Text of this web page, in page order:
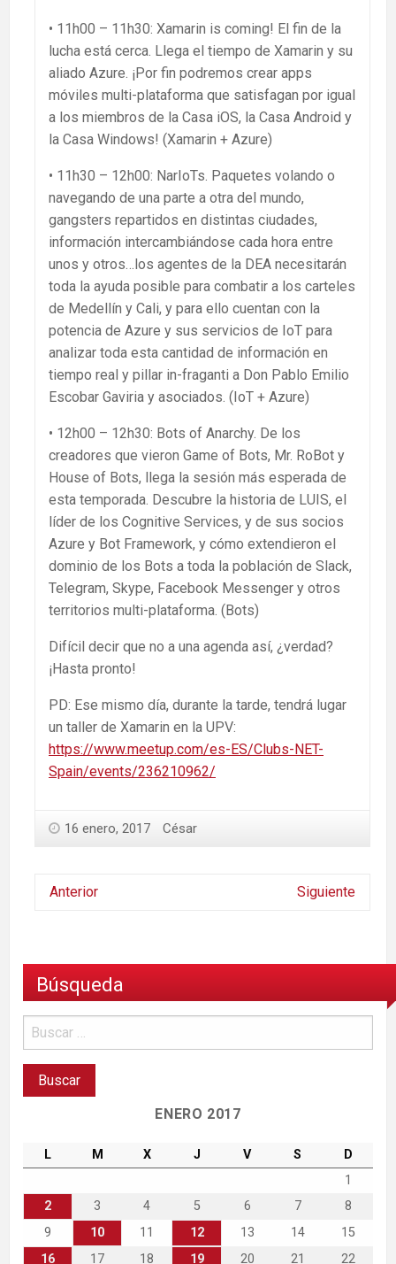
• 11h00 – 11h30: Xamarin is coming! El fin de la
lucha está cerca. Llega el tiempo de Xamarin y su
aliado Azure. ¡Por fin podremos crear apps
móviles multi-plataforma que satisfagan por igual
a los miembros de la Casa iOS, la Casa Android y
la Casa Windows! (Xamarin + Azure)
• 11h30 – 12h00: NarIoTs. Paquetes volando o
navegando de una parte a otra del mundo,
gangsters repartidos en distintas ciudades,
información intercambiándose cada hora entre
unos y otros…los agentes de la DEA necesitarán
toda la ayuda posible para combatir a los carteles
de Medellín y Cali, y para ello cuentan con la
potencia de Azure y sus servicios de IoT para
analizar toda esta cantidad de información en
tiempo real y pillar in-fraganti a Don Pablo Emilio
Escobar Gaviria y asociados. (IoT + Azure)
• 12h00 – 12h30: Bots of Anarchy. De los
creadores que vieron Game of Bots, Mr. RoBot y
House of Bots, llega la sesión más esperada de
esta temporada. Descubre la historia de LUIS, el
líder de los Cognitive Services, y de sus socios
Azure y Bot Framework, y cómo extendieron el
dominio de los Bots a toda la población de Slack,
Telegram, Skype, Facebook Messenger y otros
territorios multi-plataforma. (Bots)
Difícil decir que no a una agenda así, ¿verdad?
¡Hasta pronto!
PD: Ese mismo día, durante la tarde, tendrá lugar
un taller de Xamarin en la UPV:
https://www.meetup.com/es-ES/Clubs-NET-
Spain/events/236210962/
16 enero, 2017 César
Anterior Siguiente
Búsqueda
ENERO 2017
L M X J V S
D
1
2
3 4 5 6 7
8
9
10 11 12 13 14
15
16
17 18 19 20 21
22